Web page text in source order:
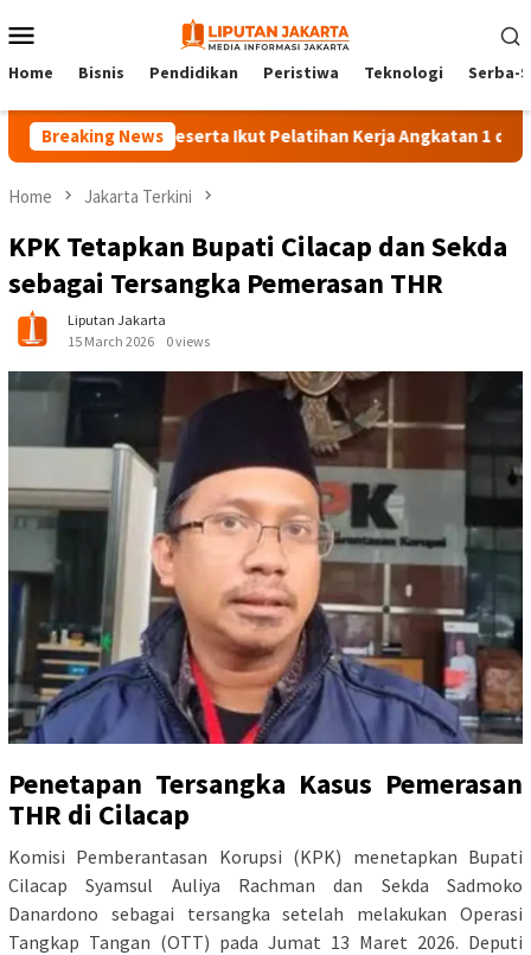
to
Menu
Home Bisnis Pendidikan Peristiwa Teknologi Serba-
Breaking News
140 Peserta Ikut Pelatihan Kerja Angkatan 1 di PPKD
Home Jakarta Terkini
KPK Tetapkan Bupati Cilacap dan Sekda
sebagai Tersangka Pemerasan THR
Liputan Jakarta
15 March 2026
0 views
Penetapan Tersangka Kasus Pemerasan
THR di Cilacap
Komisi Pemberantasan Korupsi (KPK) menetapkan Bupati
Cilacap Syamsul Auliya Rachman dan Sekda Sadmoko
Danardono sebagai tersangka setelah melakukan Operasi
Tangkap Tangan (OTT) pada Jumat 13 Maret 2026. Deputi